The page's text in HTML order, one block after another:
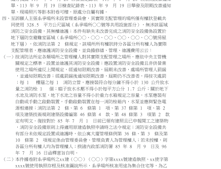
單、113 年 9 月 19 日檢查紀錄表、113 年 9 月 19 日舉發及限期改善通知
單、現場照片等影本附卷可稽，原處分自屬有據。
四、至訴願人主張系爭場所未設管理委員會，其實際支配管理的場所僅有權狀登載共
同使用 328.5 平方公尺區域（系爭場所○○號等共用設施部分），無涉該區域
消防之安全設備，其無權維護；本件有缺失未改善完成之消防安全設備係設置於
地下層防空避難室區域（系爭場所○○、○○、○○、○○、○○、○○號房屋
地下層），依消防法第 2 條規定，該場所所有權狀持分各區分所有權人為實際
支配管理者，應維護消防安全設備，並負擔修繕、管理、維護費用云云：
（一）按消防法所定各類場所之管理權人對其實際支配管理之場所，應依中央主管機
關規定之標準，設置並維護其消防安全設備；應設置消防安全設備且非供營業
使用之場所違反上開規定，經通知限期改善，屆期未改善，處場所管理人罰鍰
，並通知限期改善；經處罰鍰後通知限期改善，屆期仍不改善者，得按次處罰
；每 1 樓層之每 1 消防立管，應接裝符合每分鐘不得小於 130 公升放水
量之消防栓 1 個；瞄子放水水壓不得小於每平方公分 1.7 公斤；關於地下
水池及消防水泵，地下水池之容量不得小於重力水箱規定之容量，水泵應裝有
自動或手動之啟動裝置，手動啟動裝置在每一消防栓箱內，水泵並應與緊急電
源相連接；消防法第 2 條、第 6 條第 1 項、第 37 條第 1 項、第 2
項及建築技術規則建築設備編第 46 條第 4 款、第 48 條第 3 項第 2 款
定有明文。復按對於 85 年 7 月 1 日前已領有建照且已申報開工之建築物
，消防安全設備原則上得適用原建造執照申請時之法令規定；消防安全設備共
有部分未依規定設置或維護時，依公寓大廈管理條例第 36 條、第 3 條及第
10 條第 2 項規定係由管理委員會、管理負責人為管理權人；若未授權，則
各區分所有權人均為管理權人；揆諸內政部消防署 85 年 8 月 9 日及 96
年 7 月 16 日函釋意旨自明。
（二）本件據卷附系爭場所之xx建（○○）（○○）字第xxxx號建造執照、xx使字第
xxxx號使用執照存根及核准圖說所示，系爭場所核准用途為集合住宅等，為乙